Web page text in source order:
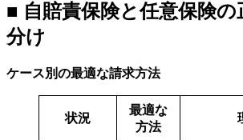
■ 自賠責保険と任意保険
分け
ケース別の最適な請求方法
状況
最適な
方法